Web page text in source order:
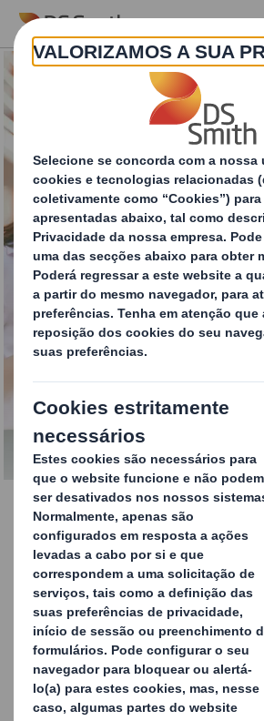
Skip to main content
Experiência do
CONTACTE-NOS
Experiência do
O e-commerce criou um ambiente de
retalho, com retalhistas a lutar para
crescente procura dos consumidores
rentável. Para além disso, significa
crescente dos seus clientes já não